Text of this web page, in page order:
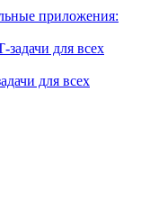
приложения:
для всех